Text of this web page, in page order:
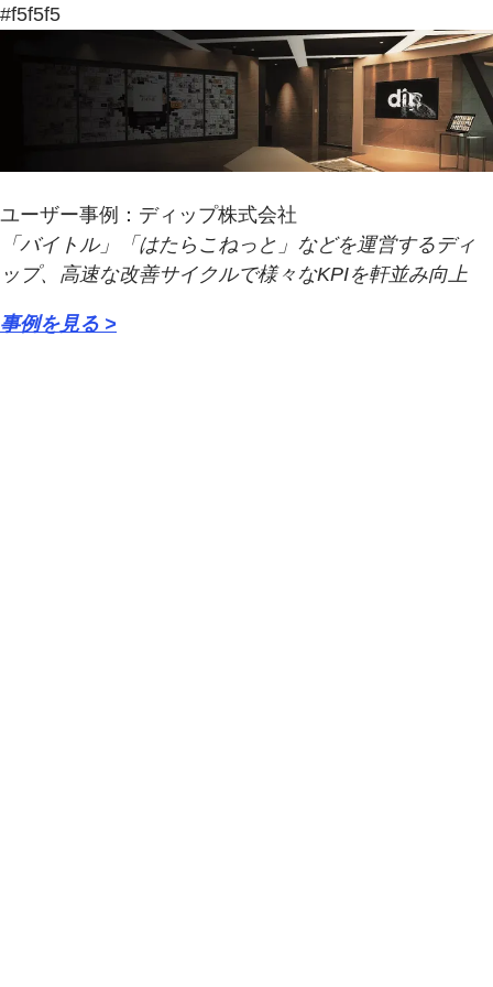
#f5f5f5
ユーザー事例：ディップ株式会社
「バイトル」「はたらこねっと」などを運営するディ
ップ、高速な改善サイクルで様々なKPIを軒並み向上
事例を見る >